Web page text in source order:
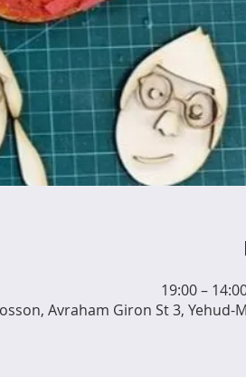
Avraham Giron St 3, Yehud-